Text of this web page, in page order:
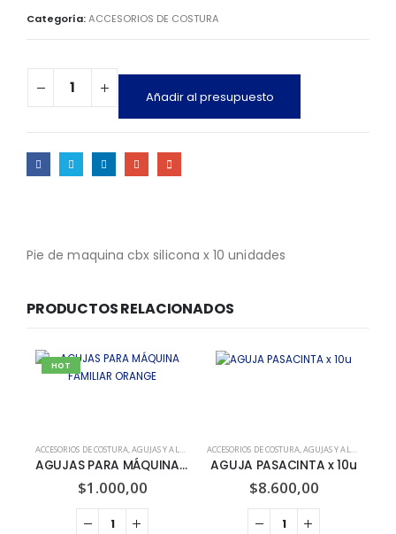
Categoría:ACCESORIOS DE COSTURA
Añadir al presupuesto
Pie de maquina cbx silicona x 10 unidades
PRODUCTOS RELACIONADOS
HOT
ACCESORIOS DE COSTURA,AGUJAS Y ALFILERES
AGUJAS PARA MÁQUINA FAMILIAR ORANGE
$1.000,00
ACCESORIOS DE COSTURA,AGUJAS Y ALFILERES
AGUJA PASACINTA x 10u
$8.600,00